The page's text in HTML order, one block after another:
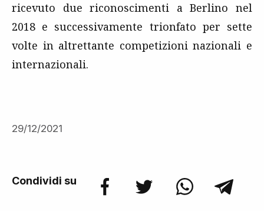
ricevuto due riconoscimenti a Berlino nel
2018 e successivamente trionfato per sette
volte in altrettante competizioni nazionali e
internazionali.
29/12/2021
Condividi su